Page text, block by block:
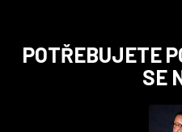
POTŘEBUJETE
SE